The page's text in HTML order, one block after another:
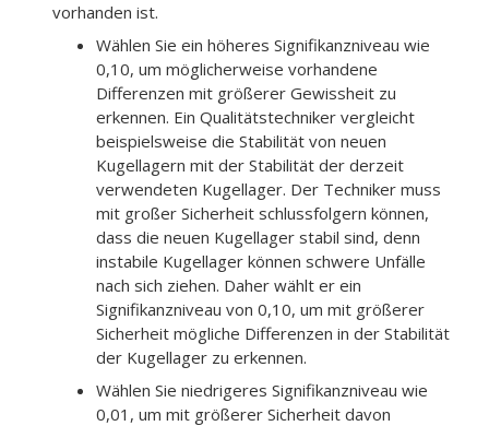
vorhanden ist.
Wählen Sie ein höheres Signifikanzniveau wie
0,10, um möglicherweise vorhandene
Differenzen mit größerer Gewissheit zu
erkennen. Ein Qualitätstechniker vergleicht
beispielsweise die Stabilität von neuen
Kugellagern mit der Stabilität der derzeit
verwendeten Kugellager. Der Techniker muss
mit großer Sicherheit schlussfolgern können,
dass die neuen Kugellager stabil sind, denn
instabile Kugellager können schwere Unfälle
nach sich ziehen. Daher wählt er ein
Signifikanzniveau von 0,10, um mit größerer
Sicherheit mögliche Differenzen in der Stabilität
der Kugellager zu erkennen.
Wählen Sie niedrigeres Signifikanzniveau wie
0,01, um mit größerer Sicherheit davon